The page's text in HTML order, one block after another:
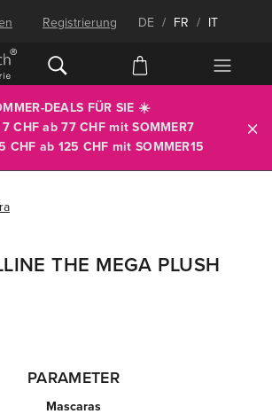
Registrierung DE / FR / IT
DEALS FÜR SIE ☀️
7 CHF ab 77 CHF mitSOMMER7
CHF ab 125 CHF mit SOMMER15
THE MEGA PLUSH
PARAMETER
Mascaras